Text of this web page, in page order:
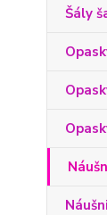
Šály